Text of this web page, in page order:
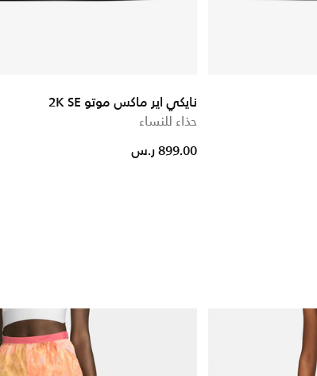
نايكي اير ماكس موتو 2K SE
حذاء للنساء
899.00 ر.س